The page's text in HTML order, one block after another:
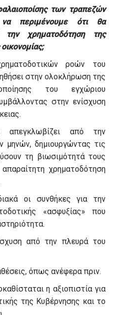
των τραπεζών
να περιμένουμε ότι θα
την χρηματοδότηση της
ροών του
στην ολοκλήρωση της
του εγχώριου
στην ενίσχυση
απεγκλωβίζει από την
μηνών, δημιουργώντας τις
τη βιωσιμότητά τους
χρηματοδότηση
οι συνθήκες για την
«ασφυξίας» που
από την πλευρά του
όπως ανέφερα πριν.
η αξιοπιστία για
της Κυβέρνησης και το